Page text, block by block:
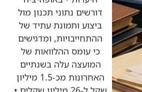
דורשים נתוני תכנון מול
ביצוע ותמונת עתיד של
ההתחייבויות, ומדגישים
כי עומס ההלוואות של
המועצה עלה בשנתיים
האחרונות מכ-1.5 מיליון